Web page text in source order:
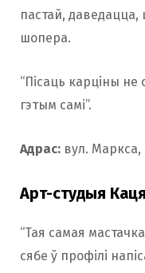
пастай, даведацца,
шопера.
“Пісаць карціны
гэтым самі”.
Адрас: вул. Маркса,
Арт-студыя
“Тая самая
сябе ў профілі